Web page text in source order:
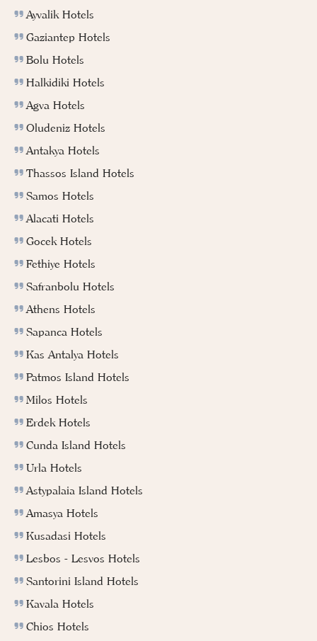
Ayvalik Hotels
Gaziantep Hotels
Bolu Hotels
Halkidiki Hotels
Agva Hotels
Oludeniz Hotels
Antakya Hotels
Thassos Island Hotels
Samos Hotels
Alacati Hotels
Gocek Hotels
Fethiye Hotels
Safranbolu Hotels
Athens Hotels
Sapanca Hotels
Kas Antalya Hotels
Patmos Island Hotels
Milos Hotels
Erdek Hotels
Cunda Island Hotels
Urla Hotels
Astypalaia Island Hotels
Amasya Hotels
Kusadasi Hotels
Lesbos - Lesvos Hotels
Santorini Island Hotels
Kavala Hotels
Chios Hotels